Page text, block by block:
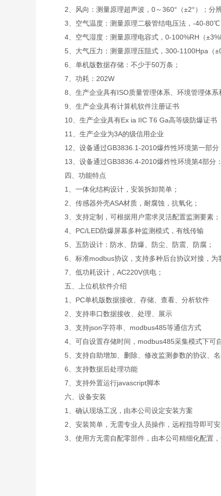
2、风向：测量原理超声波，0～360°（±2°）；分
3、空气温度：测量原理二极管结电压法，-40-
4、空气湿度：测量原理电容式，0-100%RH（
5、大气压力：测量原理压阻式，300-1100Hpa（
6、单机版数据存储：不少于50万条；
7、功耗：202W
8、生产企业具有ISO质量管理体系、环境管理体系
9、生产企业具有计算机软件注册证书
10、生产企业具有Ex ia IIC T6 Ga高等级防爆证书
11、生产企业为3A的级信用企业
12、设备通过GB3836.1-2010爆炸性环境第一部分
13、设备通过GB3836.4-2010爆炸性环境第4部分
四、功能特点
1、一体化结构设计，安装拆卸简单；
2、传感器外壳ASA材质，耐腐蚀，抗氧化；
3、支持定制，可根据用户需求灵活配置监测要素；
4、PC/LED防爆屏幕多种监测模式，有线传输
5、五防设计：防水、防爆、防尘、防震、防腐；
6、标准modbus协议，支持多种后台协议对接，为
7、低功耗设计，AC220V供电；
五、上位机软件介绍
1、PC单机版数据接收、存储、查看、分析软件
2、支持串口数据接收、处理、展示
3、支持json字符串、modbus485等通信方式
4、可自设置存储时间，modbus485采集模式下可
5、支持自助增加、删除、修改监测参数的协议、名
6、支持数据后处理功能
7、支持外置运行javascript脚本
六、设备安装
1、确认现场工况，由本公司设定安装方案
2、安装简单，无需专业人员操作，远程指导即可
3、使用方无需自配零部件，由本公司精细化配置，